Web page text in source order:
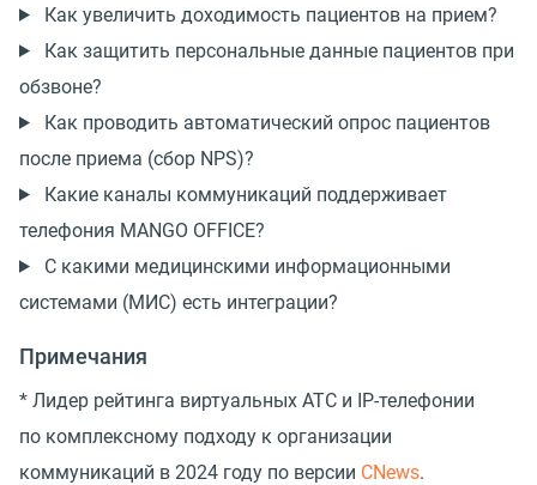
Как увеличить доходимость пациентов на прием?
Как защитить персональные данные пациентов при
обзвоне?
Как проводить автоматический опрос пациентов
после приема (сбор NPS)?
Какие каналы коммуникаций поддерживает
телефония MANGO OFFICE?
С какими медицинскими информационными
системами (МИС) есть интеграции?
Примечания
* Лидер рейтинга виртуальных АТС и IP-телефонии
по комплексному подходу к организации
коммуникаций в 2024 году по версии CNews.